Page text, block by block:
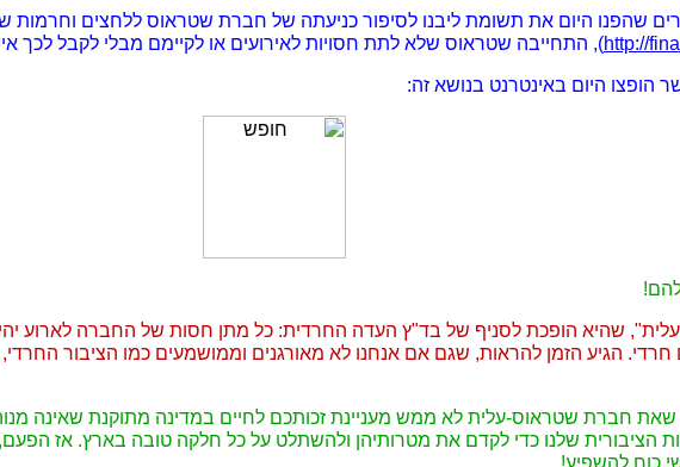
שהפנו היום את תשומת ליבנו לסיפור כניעתה של חברת שטראוס ללחצים וחרמות
http://), התחייבה שטראוס שלא לתת חסויות לאירועים או לקיימם מבלי לקבל לכך
היום באינטרנט בנושא זה:
שהיא הופכת לסניף של בד"ץ העדה החרדית: כל מתן חסות של החברה לארוע
הגיע הזמן להראות, שגם אם אנחנו לא מאורגנים וממושמעים כמו הציבור החרדי,
חברת שטראוס-עלית לא ממש מעניינת זכותכם לחיים במדינה מתוקנת שאינה
הציבורית שלנו כדי לקדם את מטרותיהן ולהשתלט על כל חלקה טובה בארץ. אז הפעם,
כוח להשפיע!